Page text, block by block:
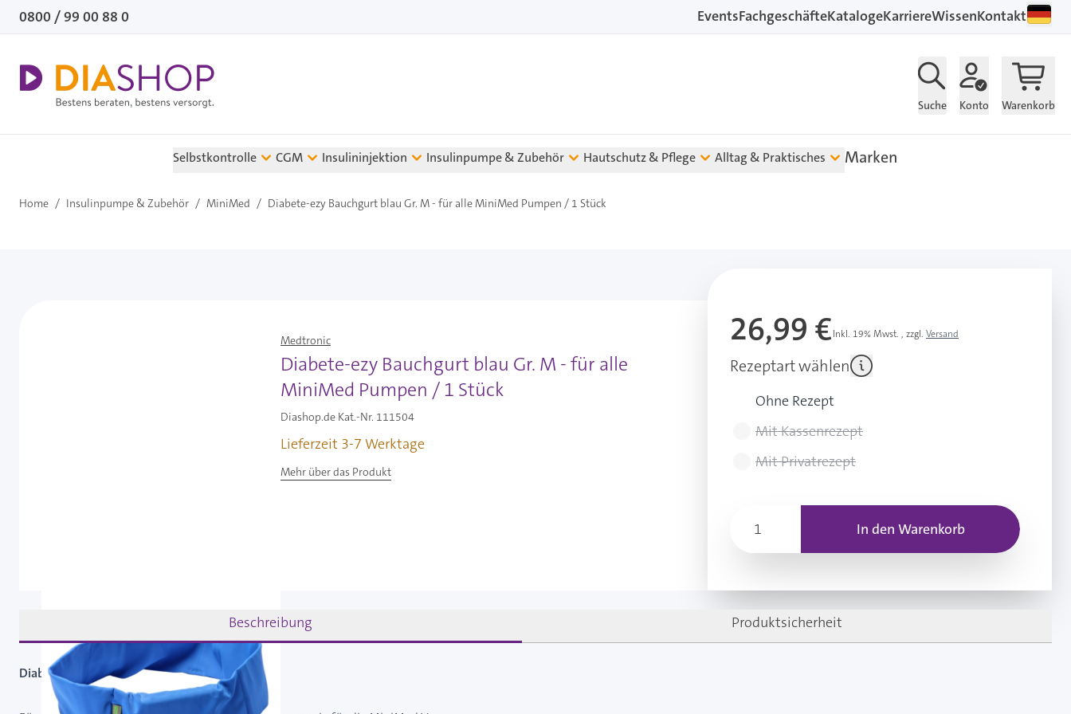
Direkt zum Inhalt
0800 / 99 00 88 0 EventsFachgeschäfteKatalogeKarriereWissenKontakt
Suche Konto Warenkorb
Selbstkontrolle CGM Insulininjektion Insulinpumpe & Zubehör Hautschutz & Pflege Alltag & Praktisches Marken
Home / Insulinpumpe & Zubehör / MiniMed / Diabete-ezy Bauchgurt blau Gr. M - für alle MiniMed Pumpen / 1 Stück
Medtronic
Diabete-ezy Bauchgurt blau Gr. M - für alle
MiniMed Pumpen / 1 Stück
Diashop.de Kat.-Nr. 111504
Lieferzeit 3-7 Werktage
Mehr über das Produkt
26,99 €Inkl. 19% Mwst. , zzgl. Versand
Rezeptart wählen
Ohne Rezept
Mit Kassenrezept
Mit Privatrezept
In den Warenkorb
Beschreibung Produktsicherheit
Diabete-ezy Bauchgurt blau Gr. M